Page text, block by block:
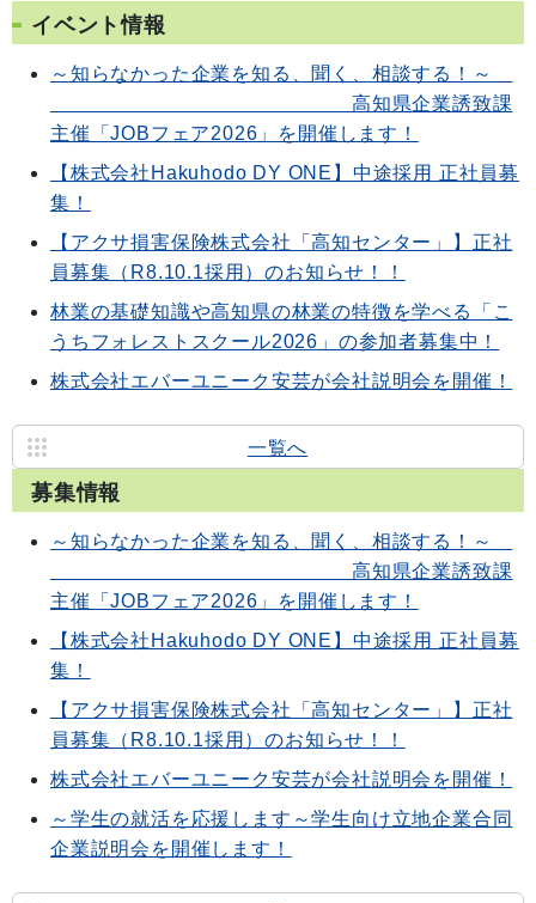
イベント情報
～知らなかった企業を知る、聞く、相談する！～
高知県企業誘致課
主催「JOBフェア2026」を開催します！
【株式会社Hakuhodo DY ONE】中途採用 正社員募
集！
【アクサ損害保険株式会社「高知センター」】正社
員募集（R8.10.1採用）のお知らせ！！
林業の基礎知識や高知県の林業の特徴を学べる「こ
うちフォレストスクール2026」の参加者募集中！
株式会社エバーユニーク安芸が会社説明会を開催！
一覧へ
募集情報
～知らなかった企業を知る、聞く、相談する！～
高知県企業誘致課
主催「JOBフェア2026」を開催します！
【株式会社Hakuhodo DY ONE】中途採用 正社員募
集！
【アクサ損害保険株式会社「高知センター」】正社
員募集（R8.10.1採用）のお知らせ！！
株式会社エバーユニーク安芸が会社説明会を開催！
～学生の就活を応援します～学生向け立地企業合同
企業説明会を開催します！